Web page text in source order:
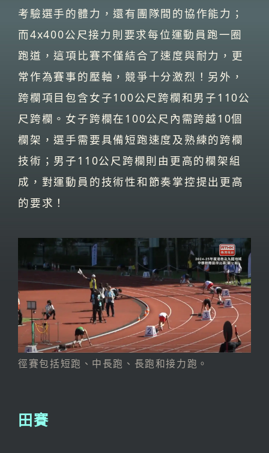
考驗選手的體力，還有團隊間的協作能力；
而4x400公尺接力則要求每位運動員跑一圈
跑道，這項比賽不僅結合了速度與耐力，更
常作為賽事的壓軸，競爭十分激烈！另外，
跨欄項目包含女子100公尺跨欄和男子110公
尺跨欄。女子跨欄在100公尺內需跨越10個
欄架，選手需要具備短跑速度及熟練的跨欄
技術；男子110公尺跨欄則由更高的欄架組
成，對運動員的技術性和節奏掌控提出更高
的要求！
徑賽包括短跑、中長跑、長跑和接力跑。
田賽